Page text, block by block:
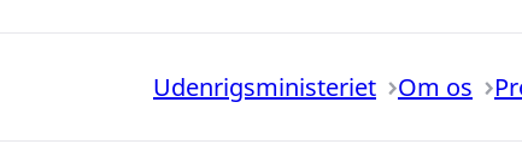
Udenrigsministeriet Om os